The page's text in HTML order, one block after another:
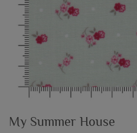
My Summer House